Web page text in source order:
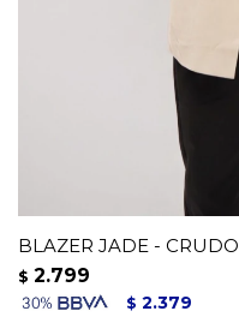
BLAZER JADE - CRUDO
$ 2.799
$ 2.379